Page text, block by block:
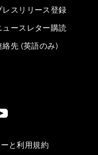
レスリリース登録
ュースレター購読
絡先 (英語のみ)
と利用規約